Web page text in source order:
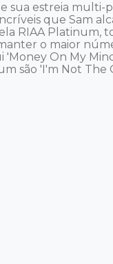
sua estreia multi-
que Sam
RIAA Platinum,
o maior
'Money On My
são 'I'm Not The